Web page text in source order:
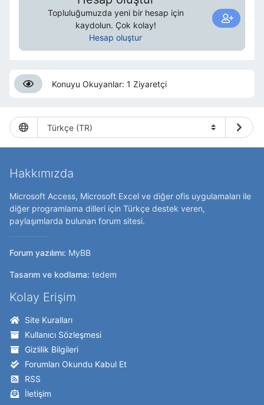
Topluluğumuzda yeni bir hesap için
kaydolun. Çok kolay!
Hesap oluştur
Konuyu Okuyanlar: 1 Ziyaretçi
Hakkımızda
Microsoft Access, Microsoft Excel ve diğer ofis uygulamaları ile
diğer programlama dilleri için Türkçe destek veren,
paylaşımlarda bulunan forum sitesi.
Forum yazılımı: MyBB
Tasarım ve kodlama: tedem
Kolay Erişim
Site Kuralları
Kullanıcı Sözleşmesi
Gizlilik Bilgileri
Forumları Okundu Kabul Et
RSS
İletişim